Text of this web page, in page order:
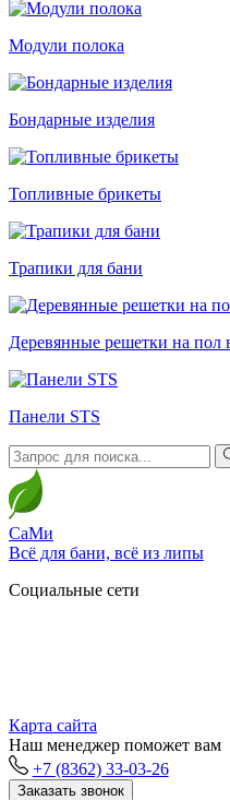
Модули полока
Бондарные изделия
Топливные брикеты
Трапики для бани
Деревянные решетки на пол
Панели STS
СаМи
Всё для бани, всё из липы
Социальные сети
Карта сайта
Наш менеджер поможет вам
+7 (8362) 33-03-26
Заказать звонок